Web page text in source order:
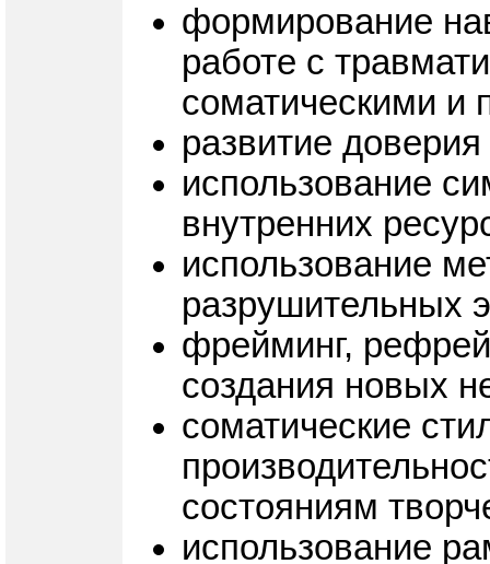
формирование
работе с
соматическими и
развитие
использование
внутренних
использование
разрушительных
фрейминг,
создания новых
соматические
состояниям
использование